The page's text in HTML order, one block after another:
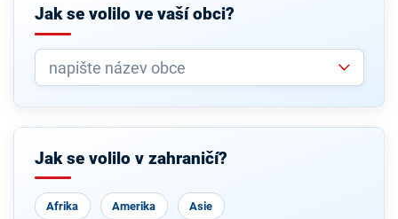
Jak se volilo ve vaší obci?
Jak se volilo v zahraničí?
Afrika Amerika Asie